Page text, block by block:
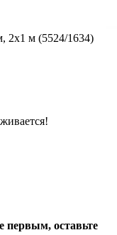
2х1 м (5524/1634)
первым, оставьте